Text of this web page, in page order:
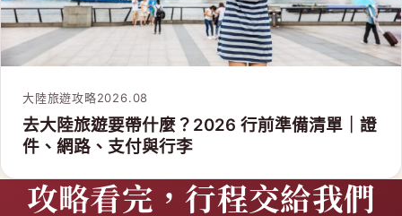
大陸旅遊攻略2026.08
去大陸旅遊要帶什麼？2026 行前準備清單｜證
件、網路、支付與行李
攻略看完，行程交給我們